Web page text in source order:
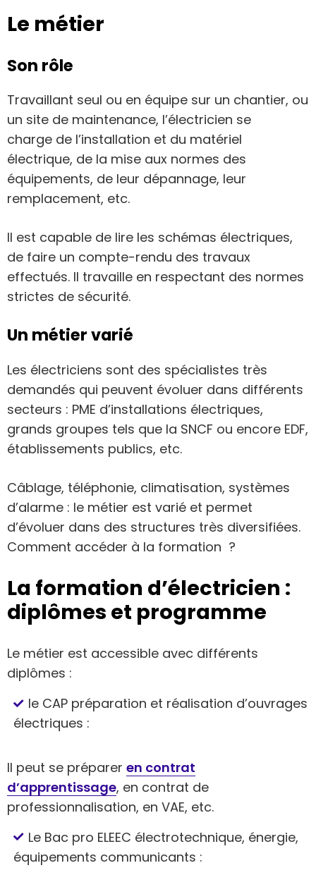
Le métier
Son rôle
Travaillant seul ou en équipe sur un chantier, ou
un site de maintenance, l’électricien se
charge de l’installation et du matériel
électrique, de la mise aux normes des
équipements, de leur dépannage, leur
remplacement, etc.
Il est capable de lire les schémas électriques,
de faire un compte-rendu des travaux
effectués. Il travaille en respectant des normes
strictes de sécurité.
Un métier varié
Les électriciens sont des spécialistes très
demandés qui peuvent évoluer dans différents
secteurs : PME d’installations électriques,
grands groupes tels que la SNCF ou encore EDF,
établissements publics, etc.
Câblage, téléphonie, climatisation, systèmes
d’alarme : le métier est varié et permet
d’évoluer dans des structures très diversifiées.
Comment accéder à la formation ?
La formation d’électricien :
diplômes et programme
Le métier est accessible avec différents
diplômes :
le CAP préparation et réalisation d’ouvrages
électriques :
Il peut se préparer en contrat
d’apprentissage, en contrat de
professionnalisation, en VAE, etc.
Le Bac pro ELEEC électrotechnique, énergie,
équipements communicants :